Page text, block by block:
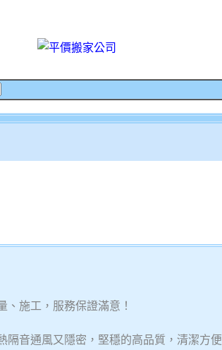
施工，服務保證滿意！
隔音通風又隱密，堅穩的高品質，清潔方便